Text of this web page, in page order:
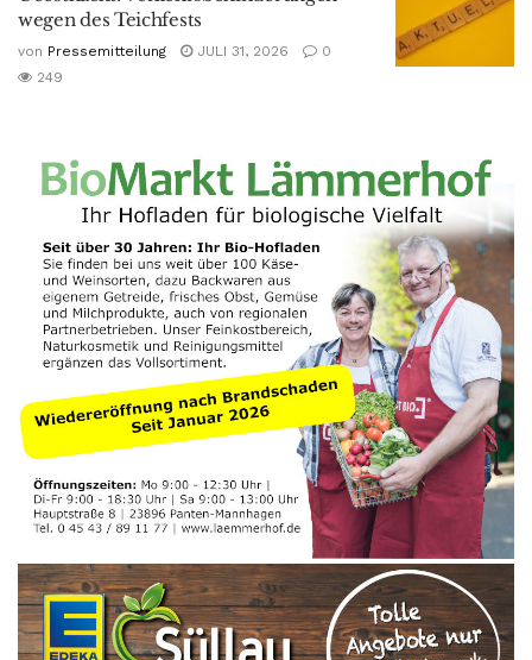
wegen des Teichfests
von Pressemitteilung JULI 31, 2026
0
249